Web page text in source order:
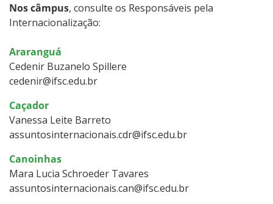
Nos câmpus, consulte os Responsáveis pela
Internacionalização:
Araranguá
Cedenir Buzanelo Spillere
cedenir@ifsc.edu.br
Caçador
Vanessa Leite Barreto
assuntosinternacionais.cdr@ifsc.edu.br
Canoinhas
Mara Lucia Schroeder Tavares
assuntosinternacionais.can@ifsc.edu.br